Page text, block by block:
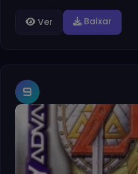
Ver Baixar
9